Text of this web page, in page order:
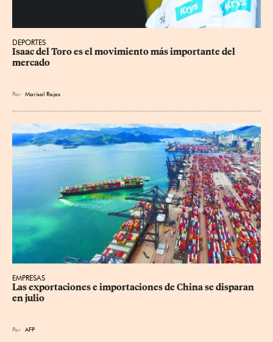
DEPORTES
Isaac del Toro es el movimiento más importante del
mercado
Por Marisol Rojas
EMPRESAS
Las exportaciones e importaciones de China se disparan
en julio
Por AFP